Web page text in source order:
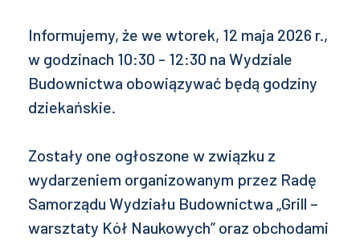
Informujemy, że we wtorek, 12 maja 2026 r.,
w godzinach 10:30 - 12:30 na Wydziale
Budownictwa obowiązywać będą godziny
dziekańskie.
Zostały one ogłoszone w związku z
wydarzeniem organizowanym przez Radę
Samorządu Wydziału Budownictwa „Grill –
warsztaty Kół Naukowych” oraz obchodami